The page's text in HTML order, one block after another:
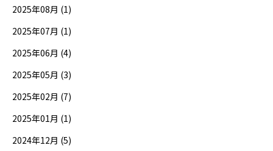
2025年08月 (1)
2025年07月 (1)
2025年06月 (4)
2025年05月 (3)
2025年02月 (7)
2025年01月 (1)
2024年12月 (5)